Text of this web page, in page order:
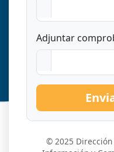
Adjuntar
© 2025 Dirección